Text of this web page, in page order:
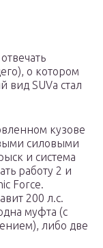
о котором
вид SUVа стал
кузове
силовыми
и система
работу 2 и
Force.
200 л.с.
муфта (с
либо две